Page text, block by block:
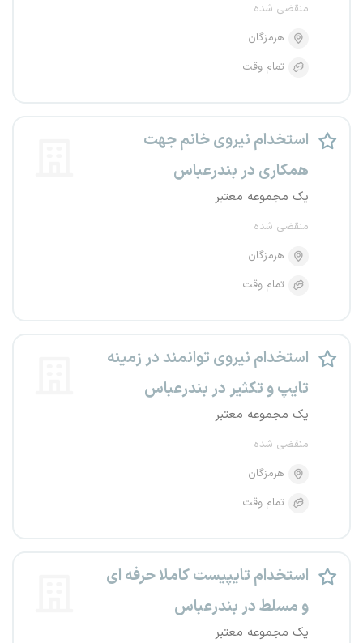
منقضی شده
هرمزگان
تمام وقت
استخدام نیروی خانم جهت
همکاری در بندرعباس
یک مجموعه معتبر
منقضی شده
هرمزگان
تمام وقت
استخدام نیروی توانمند در زمینه
تایپ و تکثیر در بندرعباس
یک مجموعه معتبر
منقضی شده
هرمزگان
تمام وقت
استخدام تایپیست کاملا حرفه ای
و مسلط در بندرعباس
یک مجموعه معتبر